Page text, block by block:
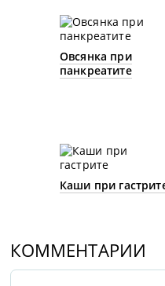
Овсянка при
панкреатите
Каши при
КОММЕНТАРИИ